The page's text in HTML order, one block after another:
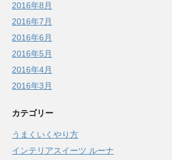
2016年8月
2016年7月
2016年6月
2016年5月
2016年4月
2016年3月
カテゴリー
うまくいくやり方
インテリアスイーツ ルーナ